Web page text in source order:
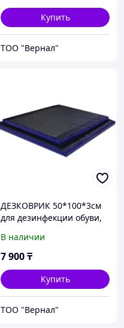
Купить
ТОО "Вернал"
ДЕЗКОВРИК 50*100*3см
для дезинфекции обуви,
В наличии
7 900₸
Купить
ТОО "Вернал"